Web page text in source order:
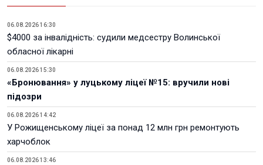
06.08.2026 16:30
$4000 за інвалідність: судили медсестру Волинської
обласної лікарні
06.08.2026 15:30
«Бронювання» у луцькому ліцеї №15: вручили нові
підозри
06.08.2026 14:42
У Рожищенському ліцеї за понад 12 млн грн ремонтують
харчоблок
06.08.2026 13:46